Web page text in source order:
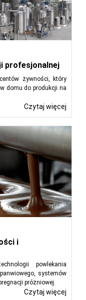
profesjonalnej
żywności, który
domu do produkcji na
Czytaj więcej
i
powlekania
systemów
próżniowej.
Czytaj więcej